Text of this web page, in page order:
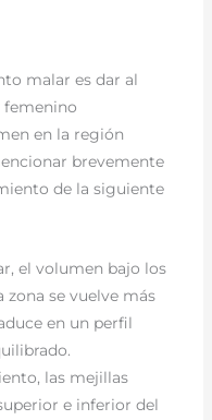
malar es dar al
femenino
en la región
brevemente
de la siguiente
el volumen bajo los
se vuelve más
en un perfil
las mejillas
e inferior del